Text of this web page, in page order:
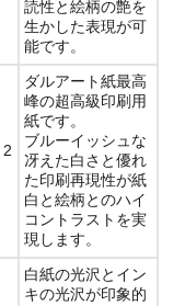
読性と絵柄の艶を
生かした表現が可
能です。
2
ダルアート紙最高
峰の超高級印刷用
紙です。
ブルーイッシュな
冴えた白さと優れ
た印刷再現性が紙
白と絵柄とのハイ
コントラストを実
現します。
白紙の光沢とイン
キの光沢が印象的